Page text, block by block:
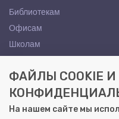
Библиотекам
Офисам
Школам
КОНТАКТЫ
Саратов, ул. Осипова, 10А
+7 (8452) 72-65-65
ФАЙЛЫ COOKIE И
На нашем сайте мы